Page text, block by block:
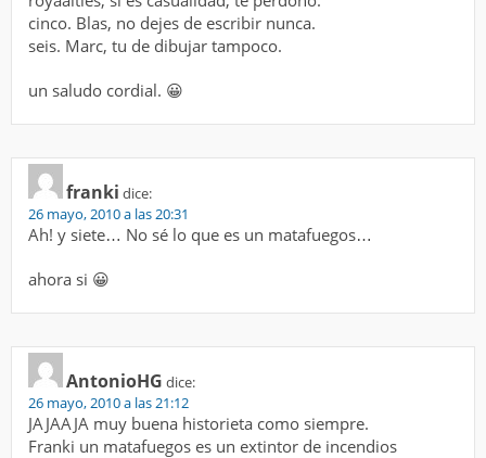
cinco. Blas, no dejes de escribir nunca.
seis. Marc, tu de dibujar tampoco.
un saludo cordial. 😀
franki dice:
26 mayo, 2010 a las 20:31
Ah! y siete… No sé lo que es un matafuegos…
ahora si 😀
AntonioHG dice:
26 mayo, 2010 a las 21:12
JAJAAJA muy buena historieta como siempre.
Franki un matafuegos es un extintor de incendios